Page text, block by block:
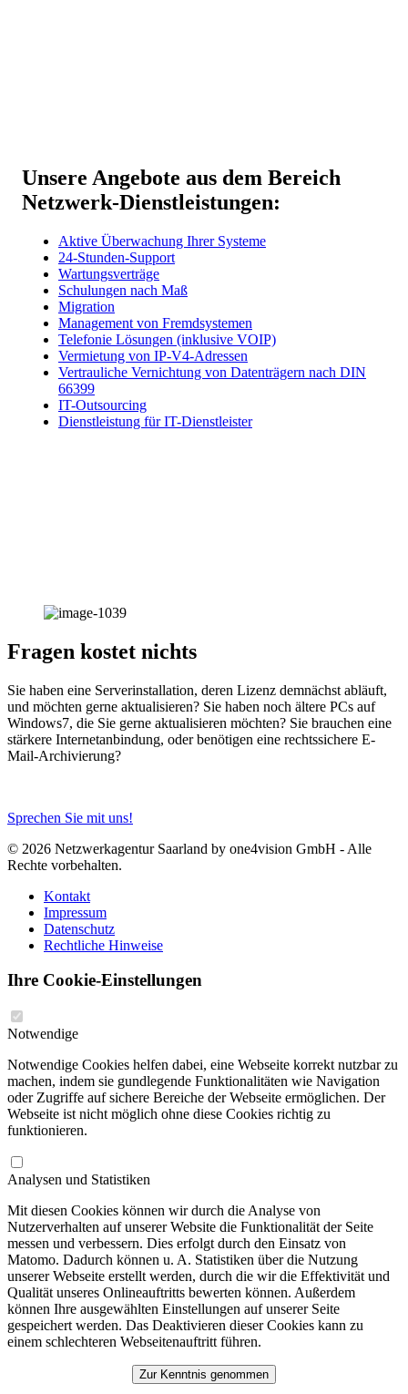
Unsere Angebote aus dem Bereich
Netzwerk-Dienstleistungen:
Aktive Überwachung Ihrer Systeme
24-Stunden-Support
Wartungsverträge
Schulungen nach Maß
Migration
Management von Fremdsystemen
Telefonie Lösungen (inklusive VOIP)
Vermietung von IP-V4-Adressen
Vertrauliche Vernichtung von Datenträgern nach DIN
66399
IT-Outsourcing
Dienstleistung für IT-Dienstleister
Fragen kostet nichts
Sie haben eine Serverinstallation, deren Lizenz demnächst abläuft,
und möchten gerne aktualisieren? Sie haben noch ältere PCs auf
Windows7, die Sie gerne aktualisieren möchten? Sie brauchen eine
stärkere Internetanbindung, oder benötigen eine rechtssichere E-
Mail-Archivierung?
Sprechen Sie mit uns!
© 2026 Netzwerkagentur Saarland by one4vision GmbH - Alle
Rechte vorbehalten.
Kontakt
Impressum
Datenschutz
Rechtliche Hinweise
Ihre Cookie-Einstellungen
Notwendige
Notwendige Cookies helfen dabei, eine Webseite korrekt nutzbar zu
machen, indem sie gundlegende Funktionalitäten wie Navigation
oder Zugriffe auf sichere Bereiche der Webseite ermöglichen. Der
Webseite ist nicht möglich ohne diese Cookies richtig zu
funktionieren.
Analysen und Statistiken
Mit diesen Cookies können wir durch die Analyse von
Nutzerverhalten auf unserer Website die Funktionalität der Seite
messen und verbessern. Dies erfolgt durch den Einsatz von
Matomo. Dadurch können u. A. Statistiken über die Nutzung
unserer Webseite erstellt werden, durch die wir die Effektivität und
Qualität unseres Onlineauftritts bewerten können. Außerdem
können Ihre ausgewählten Einstellungen auf unserer Seite
gespeichert werden. Das Deaktivieren dieser Cookies kann zu
einem schlechteren Webseitenauftritt führen.
Zur Kenntnis genommen